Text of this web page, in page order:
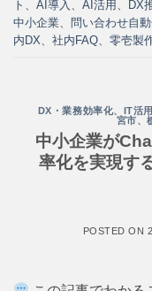
ト 、 AI導入 、 AI活用 、 DX
中小企業、 問い合わせ自
内DX、 社内FAQ、 零壱製
DX・業務効率化、 IT活
宮市、
中小企業が
率化を実現す
POSTED ON